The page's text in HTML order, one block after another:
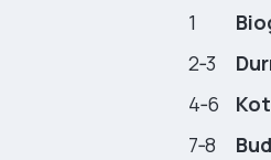
1
2‑3
4‑6
7‑8